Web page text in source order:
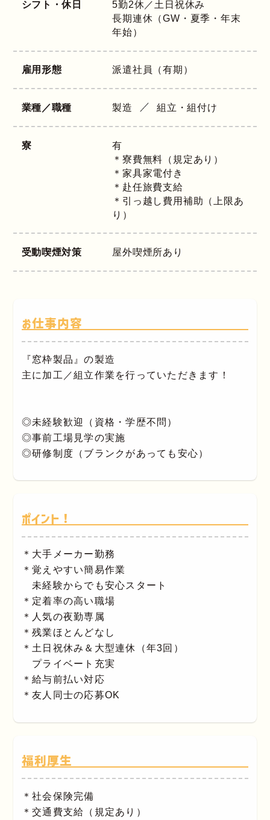
シフト・休日
5勤2休／土日祝休み
長期連休（GW・夏季・年末
年始）
雇用形態 派遣社員（有期）
業種／職種 製造 組立・組付け
寮
有
＊寮費無料（規定あり）
＊家具家電付き
＊赴任旅費支給
＊引っ越し費用補助（上限あ
り）
受動喫煙対策 屋外喫煙所あり
お仕事内容
『窓枠製品』の製造
主に加工／組立作業を行っていただきます！
◎未経験歓迎（資格・学歴不問）
◎事前工場見学の実施
◎研修制度（ブランクがあっても安心）
ポイント！
＊大手メーカー勤務
＊覚えやすい簡易作業
未経験からでも安心スタート
＊定着率の高い職場
＊人気の夜勤専属
＊残業ほとんどなし
＊土日祝休み＆大型連休（年3回）
プライベート充実
＊給与前払い対応
＊友人同士の応募OK
福利厚生
＊社会保険完備
＊交通費支給（規定あり）